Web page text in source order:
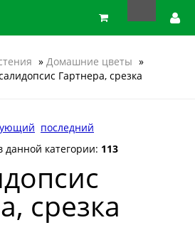
» Домашние цветы »
Гартнера, срезка
последний
данной категории: 113
срезка